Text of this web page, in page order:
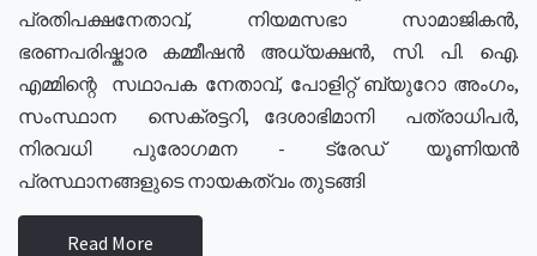
പ്രതിപക്ഷനേതാവ്, നിയമസഭാ സാമാജികൻ,
ഭരണപരിഷ്കാര കമ്മീഷൻ അധ്യക്ഷൻ, സി. പി. ഐ.
എമ്മിന്റെ സഥാപക നേതാവ്, പോളിറ്റ് ബ്യുറോ അംഗം,
സംസ്ഥാന സെക്രട്ടറി, ദേശാഭിമാനി പത്രാധിപർ,
നിരവധി പുരോഗമന - ട്രേഡ് യൂണിയൻ
പ്രസ്ഥാനങ്ങളുടെ നായകത്വം തുടങ്ങി
Read More